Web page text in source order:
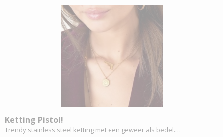
Ketting Pistol!
Trendy stainless steel ketting met een geweer als bedel.…